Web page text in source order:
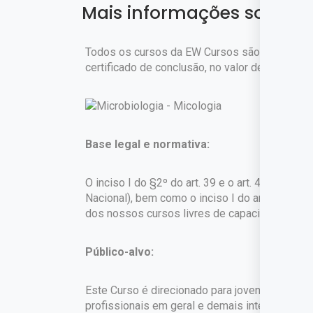
Mais informações sobre o
Todos os cursos da EW Cursos são gratuitos.
certificado de conclusão, no valor de
Base legal e normativa:
O inciso I do §2º do art. 39 e o art. 42 da Lei
Nacional), bem como o inciso I do art. 1º do
dos nossos cursos livres de capacitação
Público-alvo:
Este Curso é direcionado para jovens e
profissionais em geral e demais interessados.